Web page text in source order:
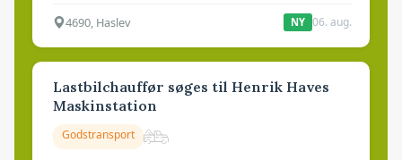
4690, Haslev NY 06. aug.
Lastbilchauffør søges til Henrik Haves
Maskinstation
Godstransport